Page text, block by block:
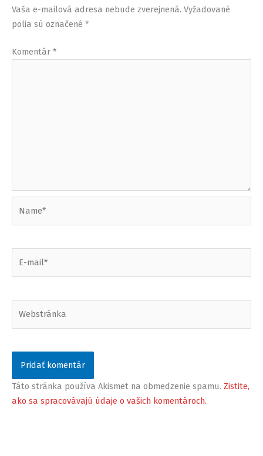
Vaša e-mailová adresa nebude zverejnená. Vyžadované
polia sú označené *
Komentár *
Táto stránka používa Akismet na obmedzenie spamu. Zistite,
ako sa spracovávajú údaje o vašich komentároch.